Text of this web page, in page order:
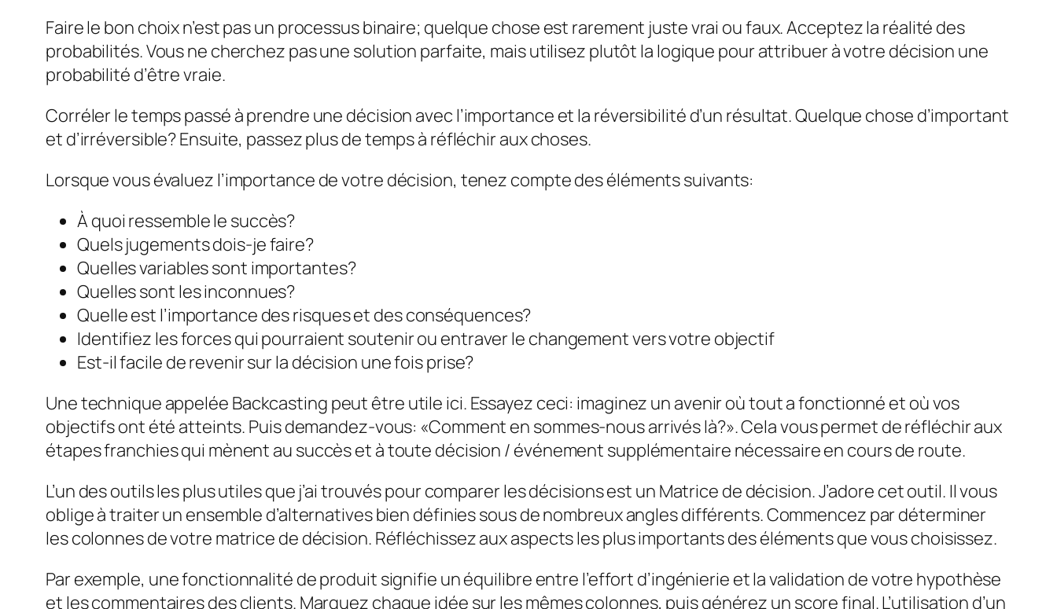
Faire le bon choix n’est pas un processus binaire; quelque chose est rarement juste vrai ou faux. Acceptez la réalité des
probabilités. Vous ne cherchez pas une solution parfaite, mais utilisez plutôt la logique pour attribuer à votre décision une
probabilité d’être vraie.
Corréler le temps passé à prendre une décision avec l’importance et la réversibilité d’un résultat. Quelque chose d’important
et d’irréversible? Ensuite, passez plus de temps à réfléchir aux choses.
Lorsque vous évaluez l’importance de votre décision, tenez compte des éléments suivants:
À quoi ressemble le succès?
Quels jugements dois-je faire?
Quelles variables sont importantes?
Quelles sont les inconnues?
Quelle est l’importance des risques et des conséquences?
Identifiez les forces qui pourraient soutenir ou entraver le changement vers votre objectif
Est-il facile de revenir sur la décision une fois prise?
Une technique appelée Backcasting peut être utile ici. Essayez ceci: imaginez un avenir où tout a fonctionné et où vos
objectifs ont été atteints. Puis demandez-vous: «Comment en sommes-nous arrivés là?». Cela vous permet de réfléchir aux
étapes franchies qui mènent au succès et à toute décision / événement supplémentaire nécessaire en cours de route.
L’un des outils les plus utiles que j’ai trouvés pour comparer les décisions est un Matrice de décision. J’adore cet outil. Il vous
oblige à traiter un ensemble d’alternatives bien définies sous de nombreux angles différents. Commencez par déterminer
les colonnes de votre matrice de décision. Réfléchissez aux aspects les plus importants des éléments que vous choisissez.
Par exemple, une fonctionnalité de produit signifie un équilibre entre l’effort d’ingénierie et la validation de votre hypothèse
et les commentaires des clients. Marquez chaque idée sur les mêmes colonnes, puis générez un score final. L’utilisation d’un